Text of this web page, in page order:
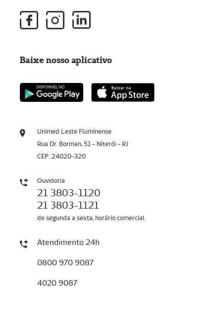
Unimed Leste Fluminense
Rua Dr. Borman, 51 - Niterói - RJ
CEP: 24020-320
Ouvidoria
21 3803-1120
21 3803-1121
de segunda a sexta, horário comercial
Atendimento 24h
0800 970 9087
4020 9087
Baixe nosso aplicativo